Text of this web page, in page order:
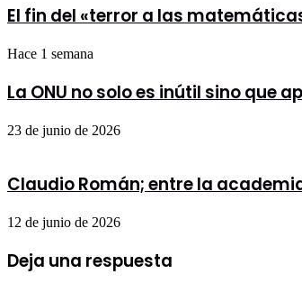
Región
Metropolitana
El fin del «terror a las
Hace 1 semana
La ONU no solo es inútil sino
23 de junio de 2026
Claudio Román; entre la
12 de junio de 2026
Deja una respuesta